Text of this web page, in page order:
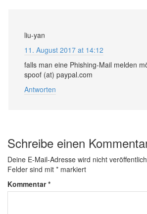
liu-yan
11. August 2017 at 14:12
falls man eine Phishing-Mail melden
spoof (at) paypal.com
Antworten
Schreibe einen
Deine E-Mail-Adresse wird nicht
Felder sind mit * markiert
Kommentar*